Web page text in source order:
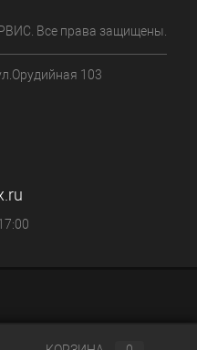
Все права защищены.
103